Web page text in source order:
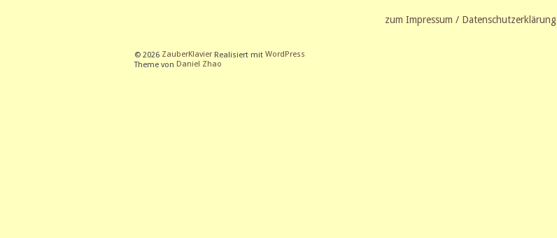
zum Impressum / Datenschutzerklärung
© 2026 ZauberKlavierRealisiert mit WordPress
Theme von Daniel Zhao